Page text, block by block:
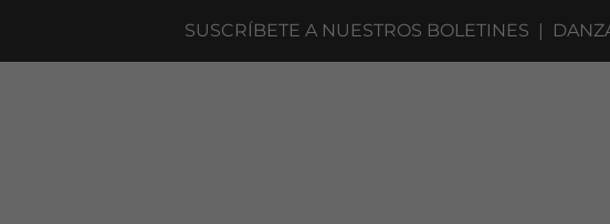
SUSCRÍBETE A NUESTROS BOLETINES|DANZA A